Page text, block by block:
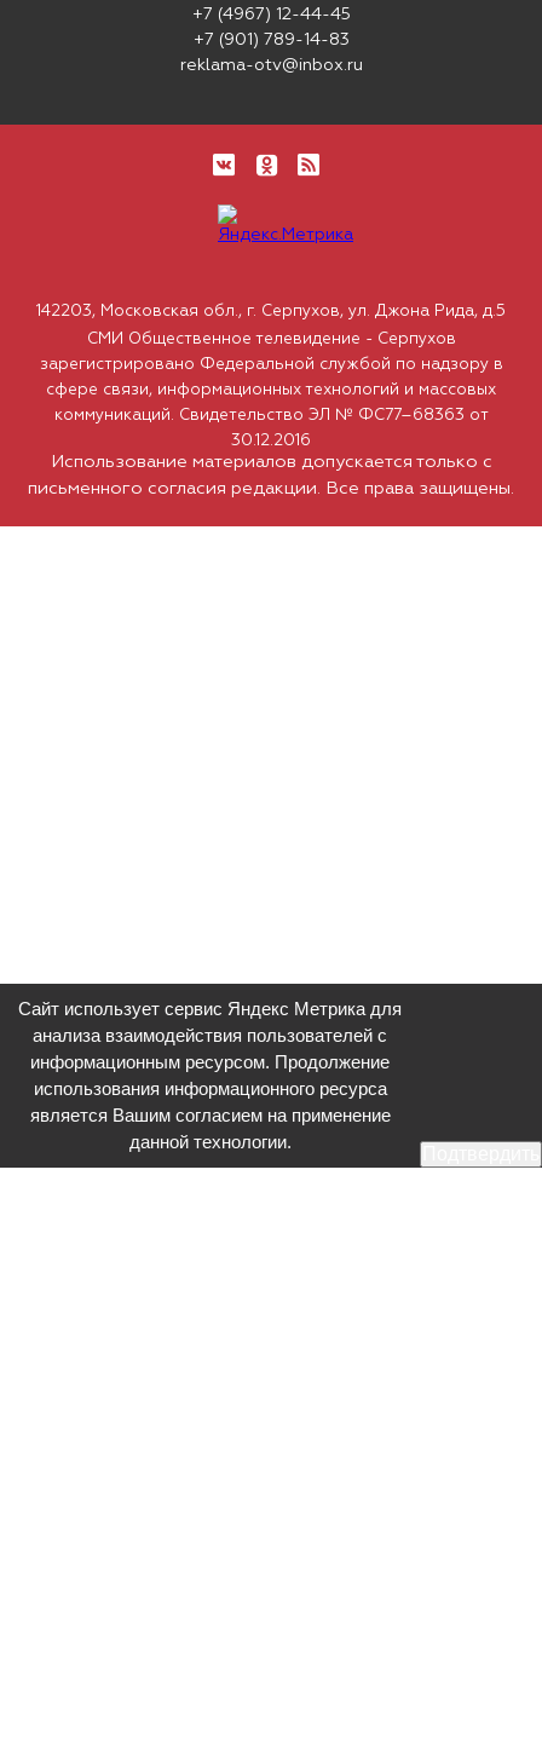
+7 (4967) 12-44-45
+7 (901) 789-14-83
reklama-otv@inbox.ru
Использование материалов допускается только с
письменного согласия редакции. Все права защищены.
142203, Московская обл., г. Серпухов, ул. Джона Рида, д.5
СМИ Общественное телевидение - Серпухов
зарегистрировано Федеральной службой по надзору в
сфере связи, информационных технологий и массовых
коммуникаций. Свидетельство ЭЛ № ФС77–68363 от
30.12.2016
Сайт использует сервис Яндекс Метрика для
анализа взаимодействия пользователей с
информационным ресурсом. Продолжение
использования информационного ресурса
является Вашим согласием на применение
данной технологии.